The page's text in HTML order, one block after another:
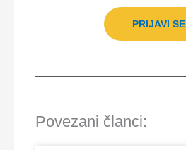
PRIJAVI SE
Povezani članci: